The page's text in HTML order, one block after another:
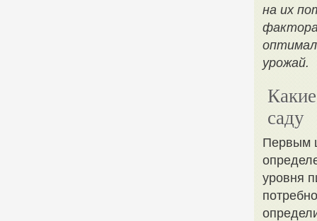
на их
урожай.
саду
Первым
уровня